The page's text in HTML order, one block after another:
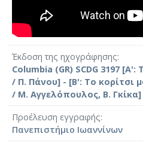
Έκδοση της ηχογράφησης
Columbia (GR) SCDG 3197
/ Π. Πάνου] - [Β': Το κορίτσι
/ Μ. Αγγελόπουλος, Β. Γκίκα]
Προέλευση εγγραφής
Πανεπιστήμιο Ιωαννίνων